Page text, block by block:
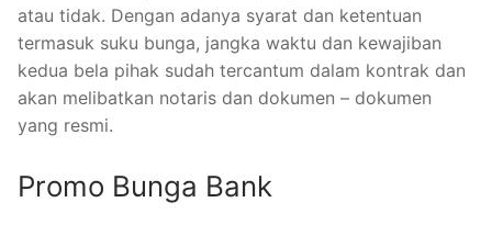
atau tidak. Dengan adanya syarat dan ketentuan
termasuk suku bunga, jangka waktu dan kewajiban
kedua bela pihak sudah tercantum dalam kontrak dan
akan melibatkan notaris dan dokumen – dokumen
yang resmi.
Promo Bunga Bank